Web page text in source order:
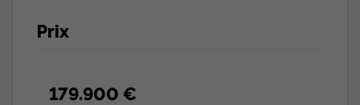
Prix
179.900 €